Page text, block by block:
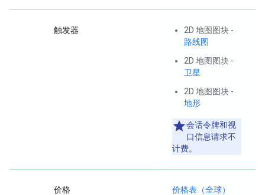
触发器
2D 地图图块 -
路线图
2D 地图图块 -
卫星
2D 地图图块 -
地形
会话令牌和视
口信息请求不
计费。
价格
价格表（全球）